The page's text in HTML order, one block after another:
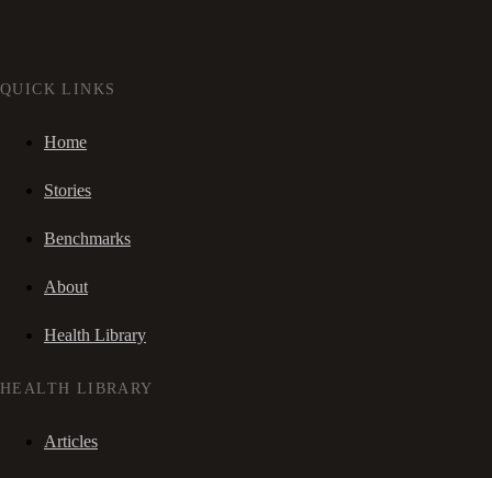
QUICK LINKS
Home
Stories
Benchmarks
About
Health Library
HEALTH LIBRARY
Articles